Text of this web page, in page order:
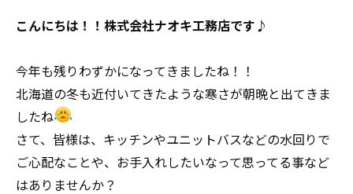
こんにちは！！株式会社ナオキ工務店です♪
今年も残りわずかになってきましたね！！
北海道の冬も近付いてきたような寒さが朝晩と出てきま
したね
さて、皆様は、キッチンやユニットバスなどの水回りで
ご心配なことや、お手入れしたいなって思ってる事など
はありませんか？